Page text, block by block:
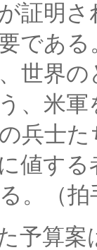
証明
であ
世界
、米
兵士
値す
。（拍
予算案